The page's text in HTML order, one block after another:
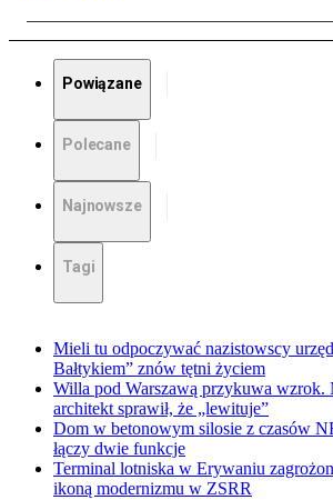
Powiązane
Polecane
Najnowsze
Tagi
Mieli tu odpoczywać nazistowscy
Bałtykiem” znów tętni życiem
Willa pod Warszawą przykuwa wzrok.
architekt sprawił, że „lewituje”
Dom w betonowym silosie z czasów
łączy dwie funkcje
Terminal lotniska w Erywaniu
ikoną modernizmu w ZSRR